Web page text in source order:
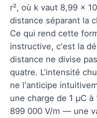
r², où k vaut 8,99 ×
distance séparant la
Ce qui rend cette
instructive, c'est la
distance ne divise
quatre. L'intensité
ne l'anticipe
une charge de 1 µC
899 000 V/m — une